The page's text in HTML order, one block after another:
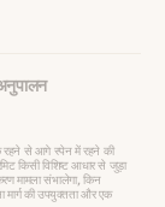
रहने से आगे स्पेन में रहने की
किसी विशिष्ट आधार से जुड़ा
मामला संभालेगा, किन
मार्ग की उपयुक्तता और एक